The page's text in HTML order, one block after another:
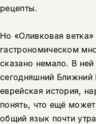
рецепты.
Но «Оливковая
гастрономическом
сказано немало. В
сегодняшний Ближний
еврейская история,
понять, что ещё
общий язык почти